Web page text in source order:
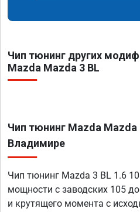
Чип тюнинг других
Mazda Mazda 3 BL
Чип тюнинг Mazda Mazda
Владимире
Чип тюнинг Mazda 3 BL 1.6
мощности с заводских 105
и крутящего момента с